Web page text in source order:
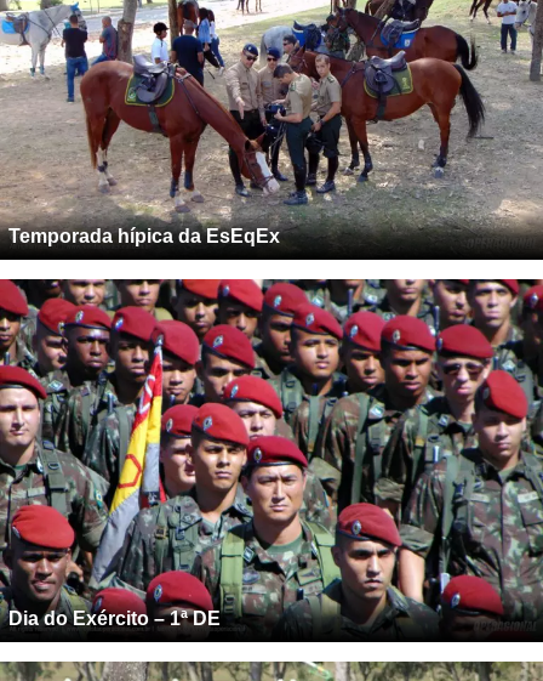
Temporada hípica da EsEqEx
Dia do Exército – 1ª DE